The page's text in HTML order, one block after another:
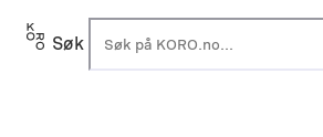
Hopp
Søk